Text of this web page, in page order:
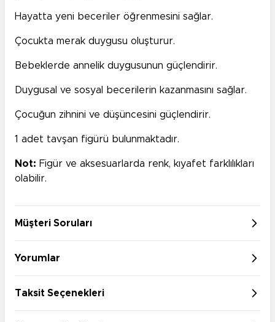
Hayatta yeni beceriler öğrenmesini sağlar.
Çocukta merak duygusu oluşturur.
Bebeklerde annelik duygusunun güçlendirir.
Duygusal ve sosyal becerilerin kazanmasını sağlar.
Çocuğun zihnini ve düşüncesini güçlendirir.
1 adet tavşan figürü bulunmaktadır.
Not: Figür ve aksesuarlarda renk, kıyafet farklılıkları
olabilir.
Müşteri Soruları
Yorumlar
Taksit Seçenekleri